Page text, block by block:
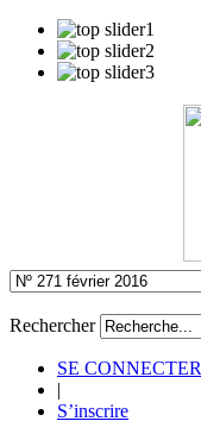
Rechercher
SE CONNECTER
|
S’inscrire